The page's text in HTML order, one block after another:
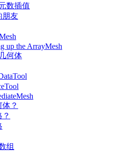
数插值
朋友
up the ArrayMesh
何体
？
组